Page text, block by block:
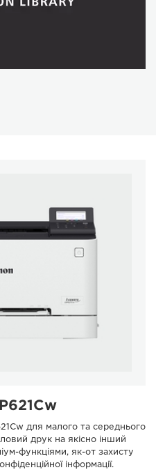
для малого та середнього
друк на якісно інший
функціями, як-от захисту
інформації.